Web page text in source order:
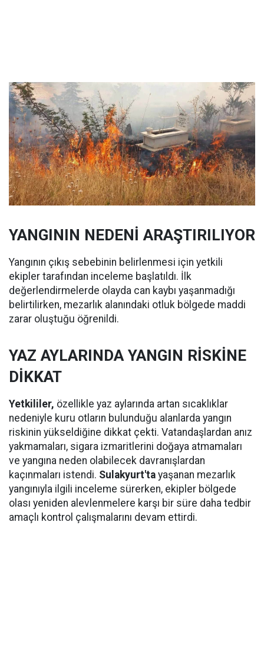
YANGININ NEDENİ ARAŞTIRILIYOR
Yangının çıkış sebebinin belirlenmesi için yetkili
ekipler tarafından inceleme başlatıldı. İlk
değerlendirmelerde olayda can kaybı yaşanmadığı
belirtilirken, mezarlık alanındaki otluk bölgede maddi
zarar oluştuğu öğrenildi.
YAZ AYLARINDA YANGIN RİSKİNE
DİKKAT
Yetkililer, özellikle yaz aylarında artan sıcaklıklar
nedeniyle kuru otların bulunduğu alanlarda yangın
riskinin yükseldiğine dikkat çekti. Vatandaşlardan anız
yakmamaları, sigara izmaritlerini doğaya atmamaları
ve yangına neden olabilecek davranışlardan
kaçınmaları istendi. Sulakyurt'ta yaşanan mezarlık
yangınıyla ilgili inceleme sürerken, ekipler bölgede
olası yeniden alevlenmelere karşı bir süre daha tedbir
amaçlı kontrol çalışmalarını devam ettirdi.